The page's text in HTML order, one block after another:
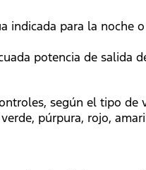
indicada para la noche
potencia de salida
según el tipo de
púrpura, rojo,